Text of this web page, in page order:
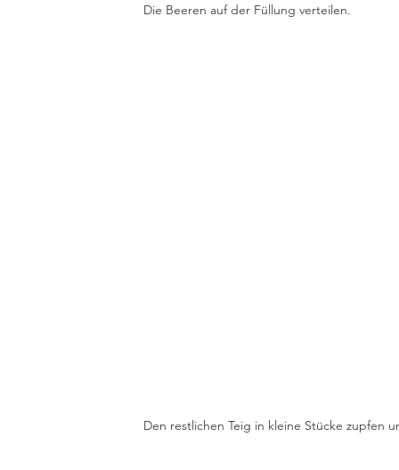
Die Beeren auf der Füllung verteilen.
Den restlichen Teig in kleine Stücke zupfen